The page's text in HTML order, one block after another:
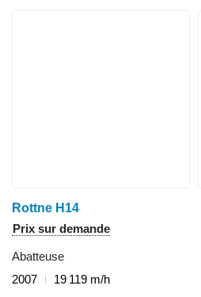
Rottne H14
Prix sur demande
Abatteuse
2007
19 119 m/h